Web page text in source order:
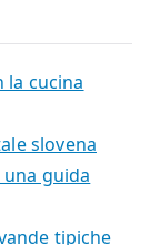
la cucina
slovena
guida
tipiche